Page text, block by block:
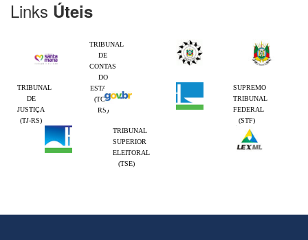
Links Úteis
TRIBUNAL
DE
CONTAS
DO
ESTADO
(TCE-
RS)
TRIBUNAL
DE
JUSTIÇA
(TJ-RS)
SUPREMO
TRIBUNAL
FEDERAL
(STF)
TRIBUNAL
SUPERIOR
ELEITORAL
(TSE)